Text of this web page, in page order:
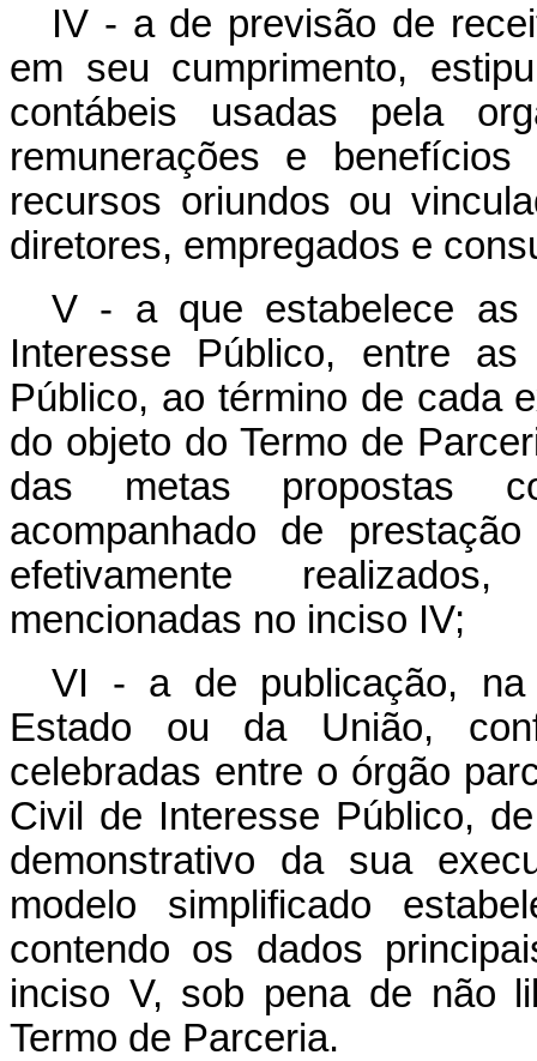
IV - a de previsão de
em seu cumprimento,
contábeis usadas pela
remunerações e
recursos oriundos ou
diretores, empregados e
V - a que estabelece as
Interesse Público, entre
Público, ao término de cada
do objeto do Termo de
das metas propostas
acompanhado de
efetivamente
mencionadas no inciso IV;
VI - a de publicação, na
Estado ou da União,
celebradas entre o órgão
Civil de Interesse Público,
demonstrativo da sua
modelo simplificado
contendo os dados
inciso V, sob pena de não
Termo de Parceria.